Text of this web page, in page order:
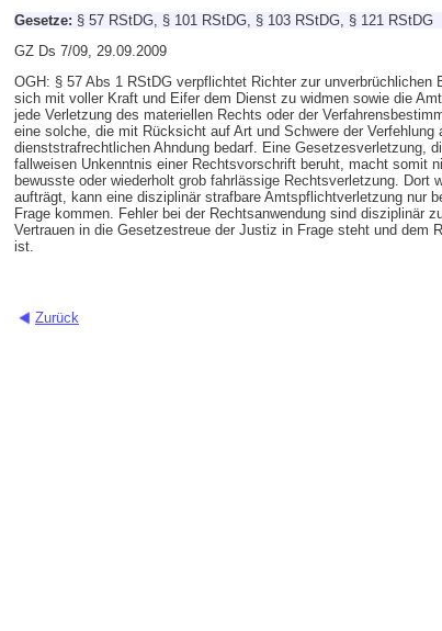
Gesetze: § 57 RStDG, § 101 RStDG, § 103 RStDG, § 121 RStDG
GZ Ds 7/09, 29.09.2009
OGH: § 57 Abs 1 RStDG verpflichtet Richter zur
sich mit voller Kraft und Eifer dem Dienst zu widmen sowie die
jede Verletzung des materiellen Rechts oder der
eine solche, die mit Rücksicht auf Art und Schwere der
dienststrafrechtlichen Ahndung bedarf. Eine Gesetzesverletzung,
fallweisen Unkenntnis einer Rechtsvorschrift beruht, macht somit
bewusste oder wiederholt grob fahrlässige Rechtsverletzung.
aufträgt, kann eine disziplinär strafbare Amtspflichtverletzung nur
Frage kommen. Fehler bei der Rechtsanwendung sind disziplinär
Vertrauen in die Gesetzestreue der Justiz in Frage steht und dem
ist.
Zurück